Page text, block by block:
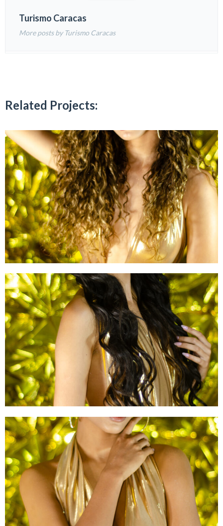
Turismo Caracas
More posts by Turismo Caracas
Related Projects: